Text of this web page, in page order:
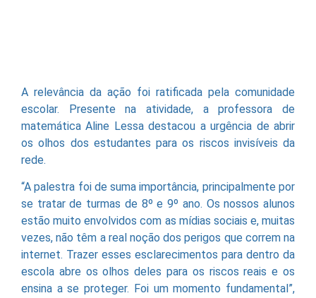
A relevância da ação foi ratificada pela comunidade
escolar. Presente na atividade, a professora de
matemática Aline Lessa destacou a urgência de abrir
os olhos dos estudantes para os riscos invisíveis da
rede.
“A palestra foi de suma importância, principalmente por
se tratar de turmas de 8º e 9º ano. Os nossos alunos
estão muito envolvidos com as mídias sociais e, muitas
vezes, não têm a real noção dos perigos que correm na
internet. Trazer esses esclarecimentos para dentro da
escola abre os olhos deles para os riscos reais e os
ensina a se proteger. Foi um momento fundamental”,